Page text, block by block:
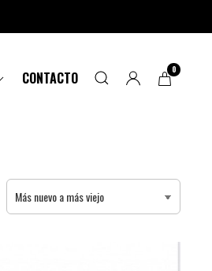
CONTACTO 0